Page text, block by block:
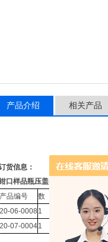
产品介绍 相关产品
货信息：
口样品瓶压盖器、启盖器
产品编号
数 量
产品描述
20-06-0008 1
顶空样品瓶压
20-07-00041 顶空样品瓶启